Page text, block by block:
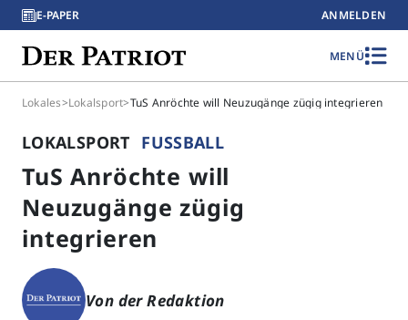
E-PAPER ANMELDEN
MENÜ
Lokales>Lokalsport>TuS Anröchte will Neuzugänge zügig integrieren
LOKALSPORT FUSSBALL
TuS Anröchte will
Neuzugänge zügig
integrieren
Von der Redaktion